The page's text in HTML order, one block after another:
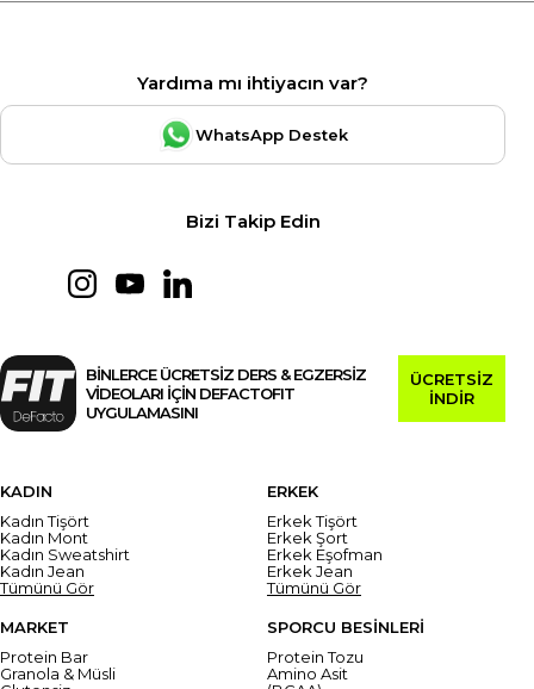
Yardıma mı ihtiyacın var?
WhatsApp Destek
Bizi Takip Edin
BİNLERCE ÜCRETSİZ DERS & EGZERSİZ
VİDEOLARI İÇİN DEFACTOFIT
UYGULAMASINI
ÜCRETSİZ
İNDİR
KADIN
Kadın Tişört
Kadın Mont
Kadın Sweatshirt
Kadın Jean
Tümünü Gör
ERKEK
Erkek Tişört
Erkek Şort
Erkek Eşofman
Erkek Jean
Tümünü Gör
MARKET
Protein Bar
Granola & Müsli
SPORCU BESİNLERİ
Protein Tozu
Amino Asit